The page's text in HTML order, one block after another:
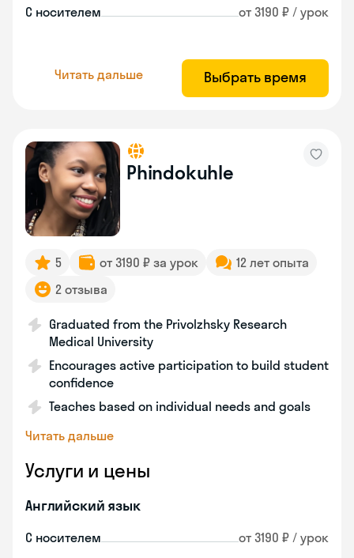
С носителем от 3190 ₽ / урок
Читать дальше Выбрать время
Phindokuhle
5 от 3190 ₽ за урок
12 лет опыта
2 отзыва
Graduated from the Privolzhsky Research
Medical University
Encourages active participation to build student
confidence
Teaches based on individual needs and goals
Читать дальше
Услуги и цены
Английский язык
С носителем от 3190 ₽ / урок